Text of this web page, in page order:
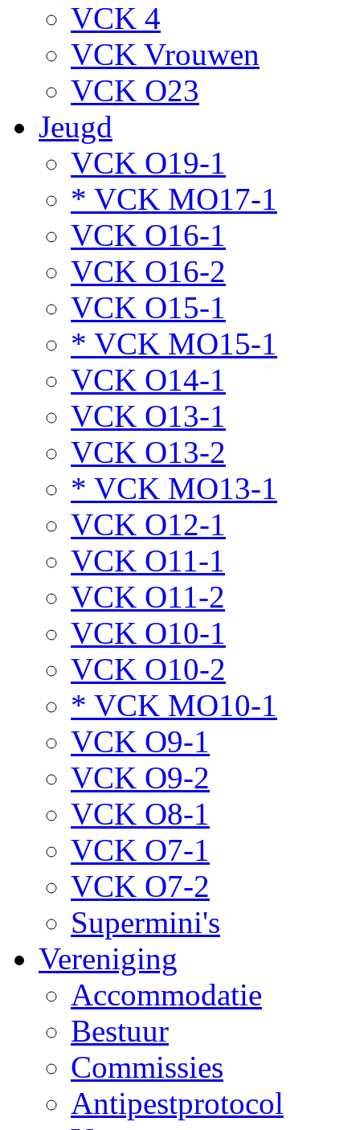
VCK 4
VCK Vrouwen
VCK O23
Jeugd
VCK O19-1
* VCK MO17-1
VCK O16-1
VCK O16-2
VCK O15-1
* VCK MO15-1
VCK O14-1
VCK O13-1
VCK O13-2
* VCK MO13-1
VCK O12-1
VCK O11-1
VCK O11-2
VCK O10-1
VCK O10-2
* VCK MO10-1
VCK O9-1
VCK O9-2
VCK O8-1
VCK O7-1
VCK O7-2
Supermini's
Vereniging
Accommodatie
Bestuur
Commissies
Antipestprotocol